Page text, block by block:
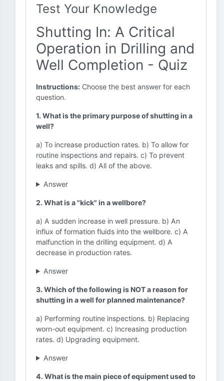
Test Your Knowledge
Shutting In: A Critical
Operation in Drilling and
Well Completion - Quiz
Instructions: Choose the best answer for each
question.
1. What is the primary purpose of shutting in a
well?
a) To increase production rates. b) To allow for
routine inspections and repairs. c) To prevent
leaks and spills. d) All of the above.
Answer
2. What is a "kick" in a wellbore?
a) A sudden increase in well pressure. b) An
influx of formation fluids into the wellbore. c) A
malfunction in the drilling equipment. d) A
decrease in production rates.
Answer
3. Which of the following is NOT a reason for
shutting in a well for planned maintenance?
a) Performing routine inspections. b) Replacing
worn-out equipment. c) Increasing production
rates. d) Upgrading equipment.
Answer
4. What is the main piece of equipment used to